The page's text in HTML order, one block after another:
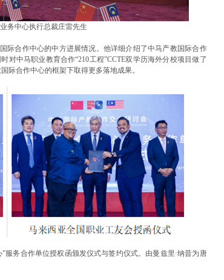
务中心执行总裁庄雷先生
际合作中心的中方进展情况。他详细介绍了中马产教国际合作
中马职业教育合作“210工程”CCTE双学历海外分校项目做了
际合作中心的框架下取得更多落地成果。
服务合作单位授权函颁发仪式与签约仪式。由曼兹里·纳昔为唐